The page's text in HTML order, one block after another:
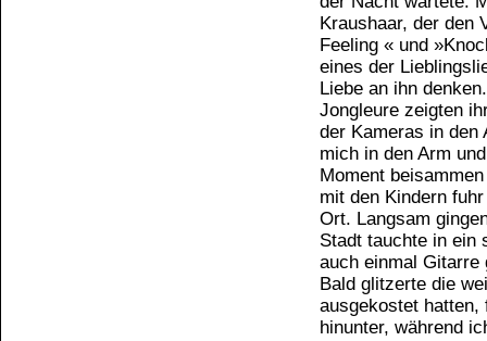
Kraushaar, der den
Feeling « und
eines der
Liebe an ihn
Jongleure zeigten
der Kameras in den
mich in den Arm
Moment
mit den Kindern
Ort. Langsam
Stadt tauchte in ein
auch einmal Gitarre
Bald glitzerte die
ausgekostet hatten,
hinunter, während